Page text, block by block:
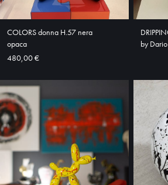
COLORS donna H.57 nera
opaca
480,00 €
by